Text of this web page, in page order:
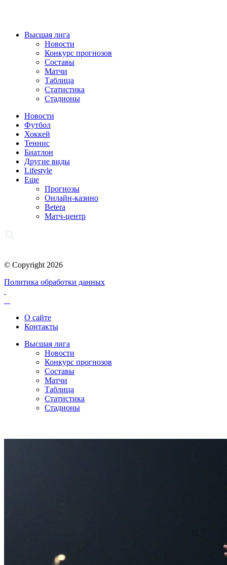
Высшая лига
Новости
Конкурс прогнозов
Составы
Матчи
Таблица
Статистика
Стадионы
Новости
Футбол
Хоккей
Теннис
Биатлон
Другие виды
Lifestyle
Еще
Прогнозы
Онлайн-казино
Betera
Матч-центр
© Copyright 2026
Политика обработки данных
О сайте
Контакты
Высшая лига
Новости
Конкурс прогнозов
Составы
Матчи
Таблица
Статистика
Стадионы